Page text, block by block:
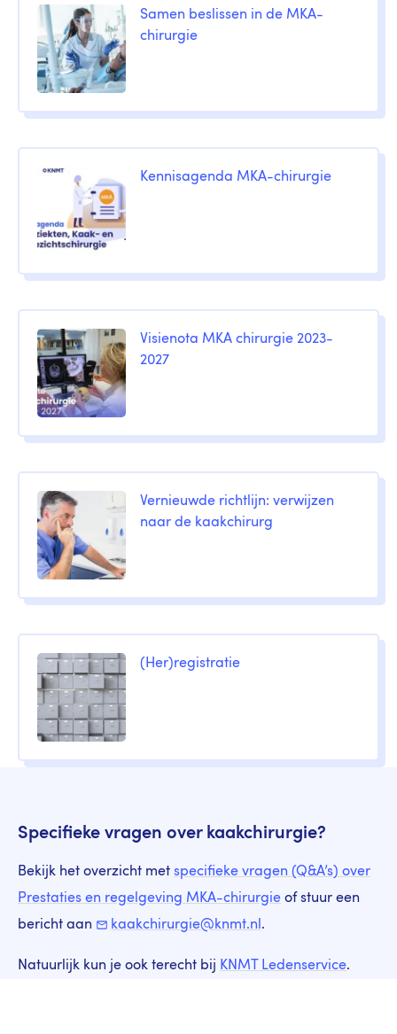
Samen beslissen in de MKA-
chirurgie
Kennisagenda MKA-chirurgie
Visienota MKA chirurgie 2023-
2027
Vernieuwde richtlijn: verwijzen
naar de kaakchirurg
(Her)registratie
Specifieke vragen over kaakchirurgie?
Bekijk het overzicht met specifieke vragen (Q&A’s) over
Prestaties en regelgeving MKA-chirurgie of stuur een
bericht aan
kaakchirurgie@knmt.nl.
Natuurlijk kun je ook terecht bij KNMT Ledenservice.